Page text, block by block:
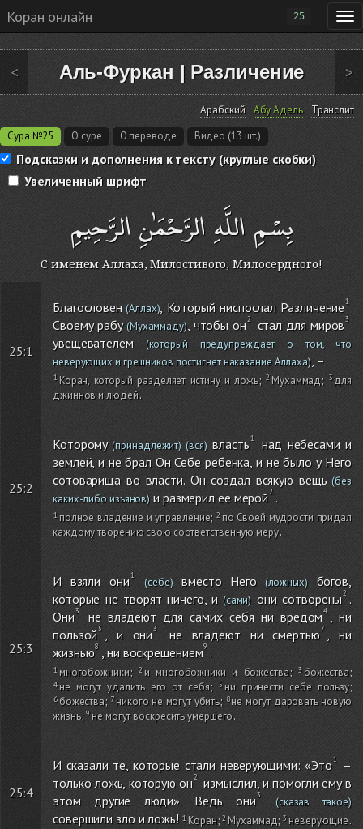
Коран онлайн 25
< Аль-Фуркан | Различение >
Сура №25 О суре О переводе Видео (13 шт.)
Арабский Абу Адель Транслит
Подсказки и дополнения к тексту (круглые скобки)
Увеличенный шрифт
بِسْمِ اللَّهِ الرَّحْمَٰنِ الرَّحِيمِ
С именем Аллаха, Милостивого, Милосердного!
25:1
Благословен(Аллах), Который ниспослал Различение
Своему рабу(Мухаммаду), чтобы он
стал для миров
увещевателем(который предупреждает о том, что
неверующих и грешников постигнет наказание Аллаха), –
Коран, который разделяет истину и ложь; Мухаммад;
для
джиннов и людей.
25:2
Которому(принадлежит) (вся)власть
над небесами и
землей, и не брал Он Себе ребенка, и не было у Него
сотоварища во власти. Он создал всякую вещь(без
каких-либо изъянов) и размерил ее мерой .
полное владение и управление;
по Своей мудрости придал
каждому творению свою соответственную меру.
25:3
И взяли они (себе)вместо Него(ложных)богов,
которые не творят ничего, и (сами) они сотворены .
Они
не владеют для самих себя ни вредом , ни
пользой , и они не владеют ни смертью , ни
жизнью , ни воскрешением .
многобожники; и многобожники и божества; божества;
не могут удалить его от себя; ни принести себе пользу;
божества; никого не могут убить;
не могут даровать новую
жизнь; не могут воскресить умершего.
25:4
И сказали те, которые стали неверующими: «Это
–
только ложь, которую он
измыслил, и помогли ему в
этом другие люди». Ведь они
(сказав такое)
совершили зло и ложь! Коран; Мухаммад; неверующие.